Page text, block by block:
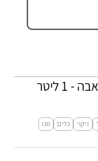
ליטר
ניקוי כלים
סנו